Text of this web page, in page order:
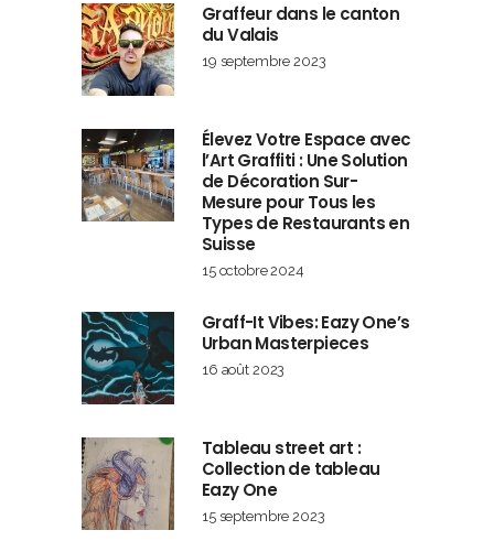
Graffeur dans le canton
du Valais
19 septembre 2023
Élevez Votre Espace avec
l’Art Graffiti : Une Solution
de Décoration Sur-
Mesure pour Tous les
Types de Restaurants en
Suisse
15 octobre 2024
Graff-It Vibes: Eazy One’s
Urban Masterpieces
16 août 2023
Tableau street art :
Collection de tableau
Eazy One
15 septembre 2023